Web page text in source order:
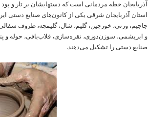
آذربایجان خطه مردمانی است که دستهایشان بر تار و
استان آذربایجان شرقی یکی از کانون‌های صنایع دستی
جاجیم، ورنی، خورجین، گلیم، شال، گلیمچه، ظروف
و ابریشمی، سوزن‌دوزی، نقره‌سازی، قلاب‌بافی، حوله
صنایع دستی را تشکیل می‌دهند.